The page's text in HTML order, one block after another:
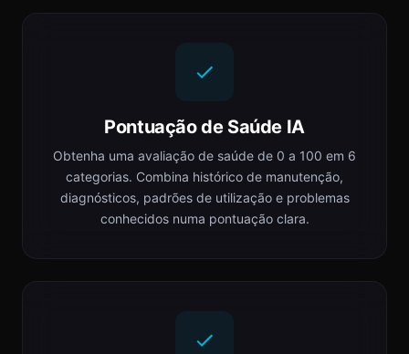
Pontuação de Saúde IA
Obtenha uma avaliação de saúde de 0 a 100 em 6
categorias. Combina histórico de manutenção,
diagnósticos, padrões de utilização e problemas
conhecidos numa pontuação clara.